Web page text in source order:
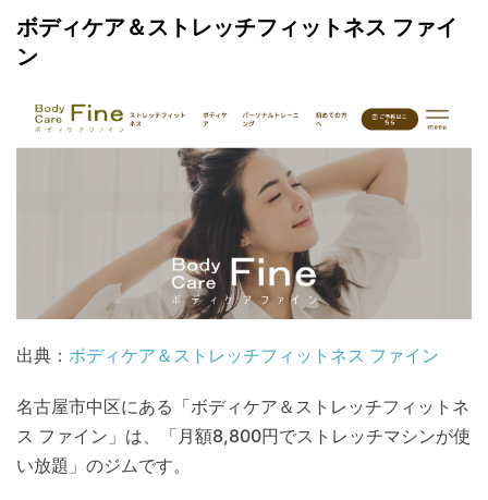
ボディケア＆ストレッチフィットネス ファイ
ン
出典： ボディケア＆ストレッチフィットネス ファイン
名古屋市中区にある「ボディケア＆ストレッチフィットネ
ス ファイン」は、「月額8,800円でストレッチマシンが使
い放題」のジムです。